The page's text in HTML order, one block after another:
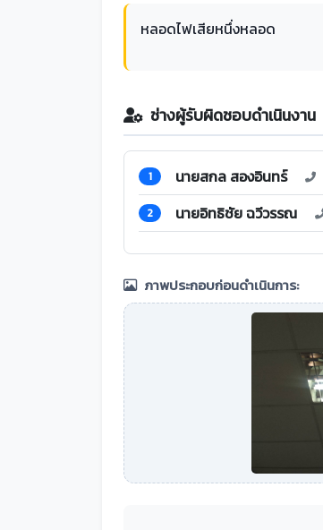
หลอดไฟเสียหนึ่งหลอด
ช่างผู้รับผิดชอบดำเนินงาน
1 นายสกล สองอินทร์
2 นายอิทธิชัย ฉวีวรรณ
ภาพประกอบก่อนดำเนินการ: